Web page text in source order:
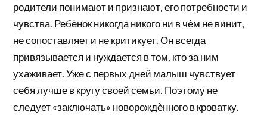
родители понимают и признают, его потребности и
чувства. Ребѐнок никогда никого ни в чѐм не винит,
не сопоставляет и не критикует. Он всегда
привязывается и нуждается в том, кто за ним
ухаживает. Уже с первых дней малыш чувствует
себя лучше в кругу своей семьи. Поэтому не
следует «заключать» новорождѐнного в кроватку.